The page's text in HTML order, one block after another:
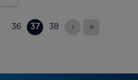
36 37 38 › »